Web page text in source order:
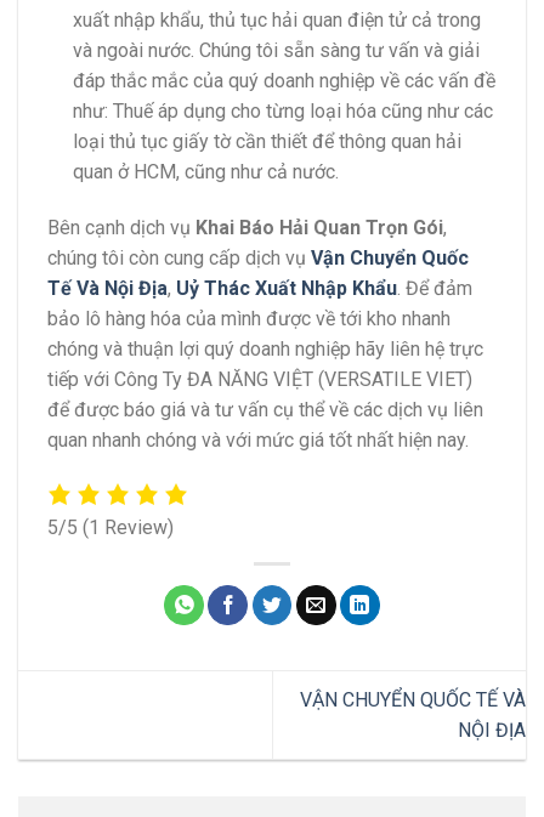
xuất nhập khẩu, thủ tục hải quan điện tử cả trong
và ngoài nước. Chúng tôi sẵn sàng tư vấn và giải
đáp thắc mắc của quý doanh nghiệp về các vấn đề
như: Thuế áp dụng cho từng loại hóa cũng như các
loại thủ tục giấy tờ cần thiết để thông quan hải
quan ở HCM, cũng như cả nước.
Bên cạnh dịch vụ Khai Báo Hải Quan Trọn Gói,
chúng tôi còn cung cấp dịch vụ Vận Chuyển Quốc
Tế Và Nội Địa, Uỷ Thác Xuất Nhập Khẩu . Để đảm
bảo lô hàng hóa của mình được về tới kho nhanh
chóng và thuận lợi quý doanh nghiệp hãy liên hệ trực
tiếp với Công Ty ĐA NĂNG VIỆT (VERSATILE VIET)
để được báo giá và tư vấn cụ thể về các dịch vụ liên
quan nhanh chóng và với mức giá tốt nhất hiện nay.
5/5 (1 Review)
VẬN CHUYỂN QUỐC TẾ VÀ
NỘI ĐỊA